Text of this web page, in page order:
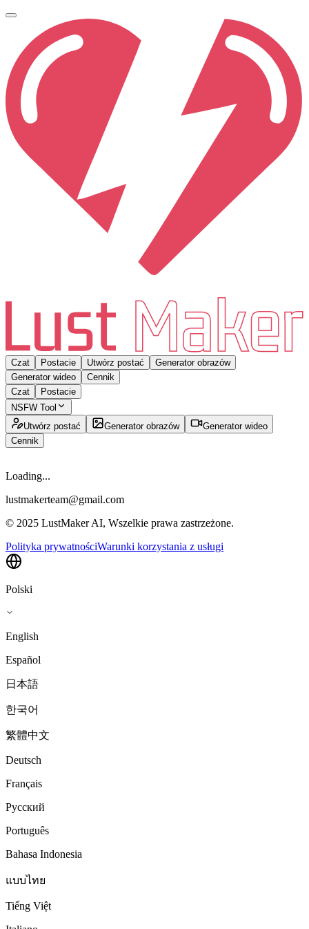
Czat Postacie Utwórz postać
Generator obrazów
Generator wideo
Cennik
Czat
Postacie
NSFW Tool
Utwórz postać
Generator obrazów
Generator wideo
Cennik
Loading...
lustmakerteam@gmail.com
© 2025 LustMaker AI, Wszelkie prawa zastrzeżone.
Polityka prywatnościWarunki korzystania z usługi
Polski
English
Español
日本語
한국어
繁體中文
Deutsch
Français
Русский
Português
Bahasa Indonesia
แบบไทย
Tiếng Việt